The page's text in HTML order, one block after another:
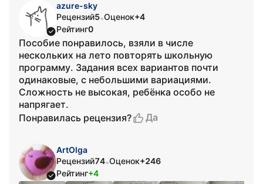
azure-sky
Рецензий5•Оценок+4
Рейтинг0
Пособие понравилось, взяли в числе
нескольких на лето повторять школьную
программу. Задания всех вариантов почти
одинаковые, с небольшими вариациями.
Сложность не высокая, ребёнка особо не
напрягает.
Понравилась рецензия?
Да
ArtOlga
Рецензий74•Оценок+246
Рейтинг+4